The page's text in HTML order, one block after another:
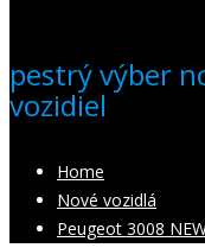
pestrý výber
vozidiel
Home
Nové vozidlá
Peugeot 3008